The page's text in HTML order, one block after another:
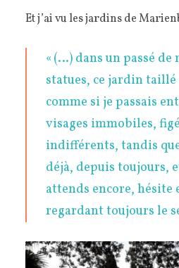
Et j’ai vu les jardins de
« (…) dans un passé de
statues, ce jardin
comme si je passais
visages immobiles,
indifférents, tandis
déjà, depuis toujours,
attends encore, hésite
regardant toujours le